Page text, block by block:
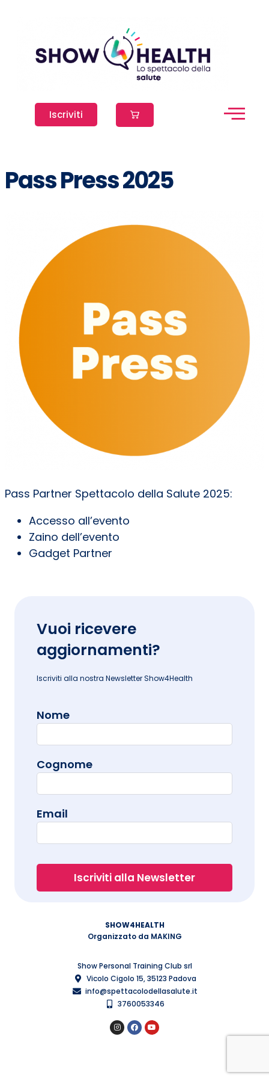
Iscriviti
Pass Press 2025
Pass Partner Spettacolo della Salute 2025:
Accesso all’evento
Zaino dell’evento
Gadget Partner
SHOW4HEALTH
Organizzato da MAKING
Show Personal Training Club srl
Vicolo Cigolo 15, 35123 Padova
info@spettacolodellasalute.it
3760053346
Vuoi ricevere
aggiornamenti?
Iscriviti alla nostra Newsletter Show4Health
Nome
Cognome
Email